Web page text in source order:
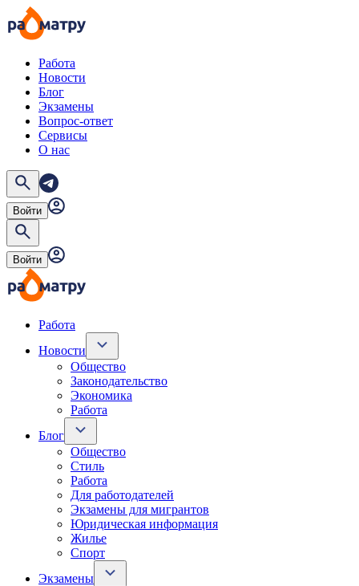
Работа
Новости
Блог
Экзамены
Вопрос-ответ
Сервисы
О нас
Войти
Войти
Работа
Новости
Общество
Законодательство
Экономика
Работа
Блог
Общество
Стиль
Работа
Для работодателей
Экзамены для мигрантов
Юридическая информация
Жилье
Спорт
Экзамены